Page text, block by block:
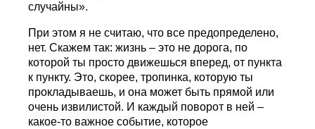
случайны».
При этом я не считаю, что все предопределено,
нет. Скажем так: жизнь – это не дорога, по
которой ты просто движешься вперед, от пункта
к пункту. Это, скорее, тропинка, которую ты
прокладываешь, и она может быть прямой или
очень извилистой. И каждый поворот в ней –
какое-то важное событие, которое